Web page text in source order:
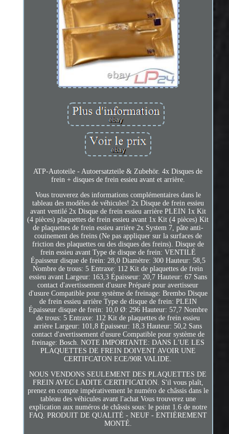
ATP-Autoteile - Autoersatzteile & Zubehör. 4x Disques de
frein + disques de frein essieu avant et arrière.
Vous trouverez des informations complémentaires dans le
tableau des modèles de véhicules! 2x Disque de frein essieu
avant ventilé 2x Disque de frein essieu arrière PLEIN 1x Kit
(4 pièces) plaquettes de frein essieu avant 1x Kit (4 pièces) Kit
de plaquettes de frein essieu arrière 2x System 7, pâte anti-
couinement des freins (Ne pas appliquer sur la surfaces de
friction des plaquettes ou des disques des freins). Disque de
frein essieu avant Type de disque de frein: VENTILÉ
Épaisseur disque de frein: 28,0 Diamètre: 300 Hauteur: 58,5
Nombre de trous: 5 Entraxe: 112 Kit de plaquettes de frein
essieu avant Largeur: 163,3 Épaisseur: 20,7 Hauteur: 67 Sans
contact d'avertissement d'usure Préparé pour avertisseur
d'usure Compatible pour système de freinage: Brembo Disque
de frein essieu arrière Type de disque de frein: PLEIN
Épaisseur disque de frein: 10,0 Ø: 296 Hauteur: 57,7 Nombre
de trous: 5 Entraxe: 112 Kit de plaquettes de frein essieu
arrière Largeur: 101,8 Épaisseur: 18,3 Hauteur: 50,2 Sans
contact d'avertissement d'usure Compatible pour système de
freinage: Bosch. NOTE IMPORTANTE: DANS L'UE LES
PLAQUETTES DE FREIN DOIVENT AVOIR UNE
CERTIFCATON ECE/90R VALIDE.
NOUS VENDONS SEULEMENT DES PLAQUETTES DE
FREIN AVEC LADITE CERTIFICATION. S'il vous plaît,
prenez en compte impérativement le numéro de châssis dans le
tableau des véhicules avant l'achat Vous trouverez une
explication aux numéros de châssis sous: le point 1.6 de notre
FAQ. PRODUIT DE QUALITÉ - NEUF - ENTIÈREMENT
MONTÉ.